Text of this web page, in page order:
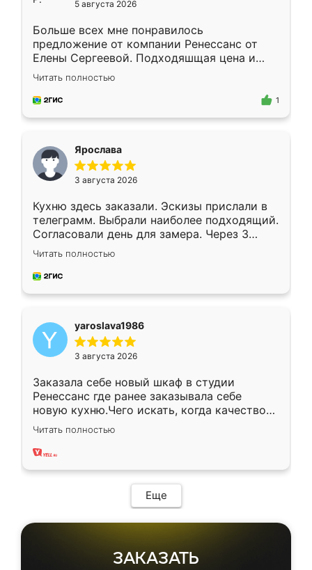
5 августа 2026
Больше всех мне понравилось
предложение от компании Ренессанс от
Елены Сергеевой. Подходяшщая цена и
короткие сроки изготовления. Приехавший
для замера сотрудник Владислав
предложил по моему эскизу самый
Читать полностью
1
Ярослава
3 августа 2026
Кухню здесь заказали. Эскизы прислали в
телеграмм. Выбрали наиболее подходящий.
Согласовали день для замера. Через 3
недели кухня была уже готова. Остались
довольны работой. Спасибо Ренессанс
мебель за качественную работу!
Читать полностью
yaroslava1986
3 августа 2026
Заказала себе новый шкаф в студии
Ренессанс где ранее заказывала себе
новую кухню.Чего искать, когда качеством
вполне довольна. Служит кухня уже почти
два года, нареканий нет.
Читать полностью
Еще
ЗАКАЗАТЬ